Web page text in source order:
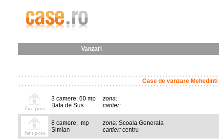
Vanzari
Case de vanzare Mehedinti
3 camere, 60 mp
Bala de Sus
zona:
cartier:
8 camere, mp
Simian
zona: Scoala Generala
cartier: centru